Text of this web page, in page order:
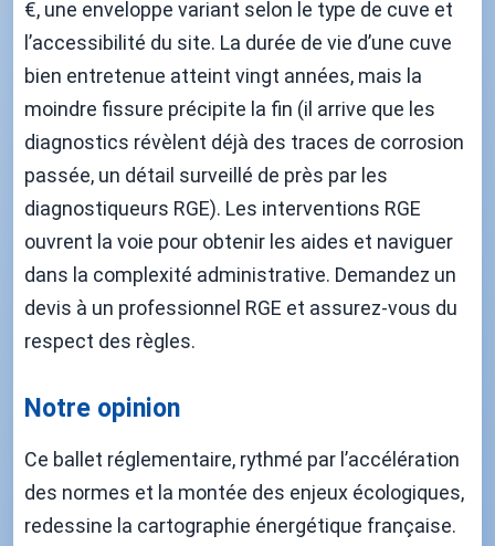
€, une enveloppe variant selon le type de cuve et
l’accessibilité du site. La durée de vie d’une cuve
bien entretenue atteint vingt années, mais la
moindre fissure précipite la fin (il arrive que les
diagnostics révèlent déjà des traces de corrosion
passée, un détail surveillé de près par les
diagnostiqueurs RGE). Les interventions RGE
ouvrent la voie pour obtenir les aides et naviguer
dans la complexité administrative. Demandez un
devis à un professionnel RGE et assurez-vous du
respect des règles.
Notre opinion
Ce ballet réglementaire, rythmé par l’accélération
des normes et la montée des enjeux écologiques,
redessine la cartographie énergétique française.